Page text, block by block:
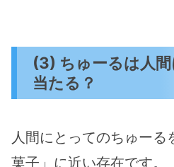
(3) ちゅーるは人
当たる？
人間にとってのちゅーる
菓子」に近い存在です。